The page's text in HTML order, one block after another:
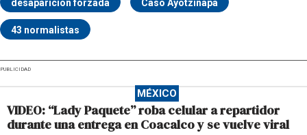
desaparición forzada Caso Ayotzinapa
43 normalistas
PUBLICIDAD
MÉXICO
VIDEO: “Lady Paquete” roba celular a repartidor
durante una entrega en Coacalco y se vuelve viral